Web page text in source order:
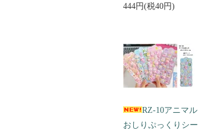
444円(税40円)
RZ-10アニマル
おしりぷっくりシー